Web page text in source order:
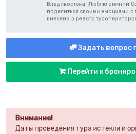
Внимание!
Даты проведения тура истекли и
Владивостока. Люблю зимний
поделиться своими эмоциями
внесена в реестр
Задать вопрос
Перейти к